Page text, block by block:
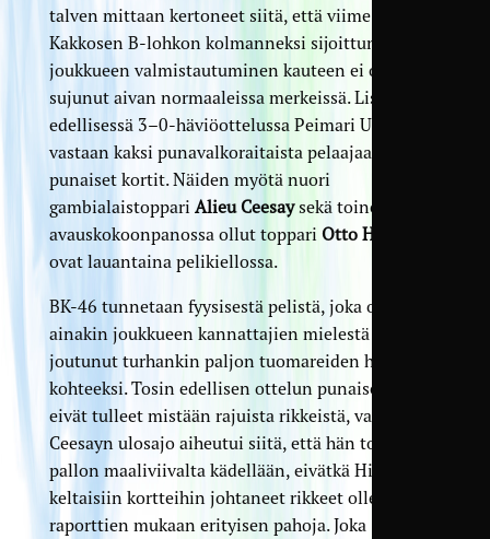
talven mittaan kertoneet siitä, että viime kaudella
Kakkosen B-lohkon kolmanneksi sijoittuneen
joukkueen valmistautuminen kauteen ei ole
sujunut aivan normaaleissa merkeissä. Lisäksi
edellisessä 3–0-häviöottelussa Peimari Unitedia
vastaan kaksi punavalkoraitaista pelaajaa otti
punaiset kortit. Näiden myötä nuori
gambialaistoppari Alieu Ceesaysekä toinen
avauskokoonpanossa ollut toppari Otto Hirvonen
ovat lauantaina pelikiellossa.
BK-46 tunnetaan fyysisestä pelistä, joka on
ainakin joukkueen kannattajien mielestä
joutunut turhankin paljon tuomareiden huomion
kohteeksi. Tosin edellisen ottelun punaiset kortit
eivät tulleet mistään rajuista rikkeistä, vaan
Ceesayn ulosajo aiheutui siitä, että hän torjui
pallon maaliviivalta kädellään, eivätkä Hirvosen
keltaisiin kortteihin johtaneet rikkeet olleet
raporttien mukaan erityisen pahoja. Joka